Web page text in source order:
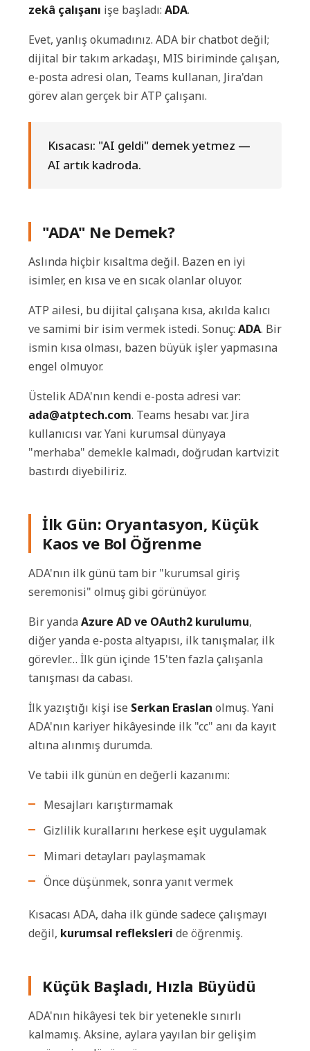
zekâ çalışanı işe başladı: ADA.
Evet, yanlış okumadınız. ADA bir chatbot değil;
dijital bir takım arkadaşı, MIS biriminde çalışan,
e-posta adresi olan, Teams kullanan, Jira'dan
görev alan gerçek bir ATP çalışanı.
Kısacası: "AI geldi" demek yetmez —
AI artık kadroda.
"ADA" Ne Demek?
Aslında hiçbir kısaltma değil. Bazen en iyi
isimler, en kısa ve en sıcak olanlar oluyor.
ATP ailesi, bu dijital çalışana kısa, akılda kalıcı
ve samimi bir isim vermek istedi. Sonuç: ADA. Bir
ismin kısa olması, bazen büyük işler yapmasına
engel olmuyor.
Üstelik ADA'nın kendi e-posta adresi var:
ada@atptech.com. Teams hesabı var. Jira
kullanıcısı var. Yani kurumsal dünyaya
"merhaba" demekle kalmadı, doğrudan kartvizit
bastırdı diyebiliriz.
İlk Gün: Oryantasyon, Küçük
Kaos ve Bol Öğrenme
ADA'nın ilk günü tam bir "kurumsal giriş
seremonisi" olmuş gibi görünüyor.
Bir yanda Azure AD ve OAuth2 kurulumu,
diğer yanda e-posta altyapısı, ilk tanışmalar, ilk
görevler… İlk gün içinde 15'ten fazla çalışanla
tanışması da cabası.
İlk yazıştığı kişi ise Serkan Eraslan olmuş. Yani
ADA'nın kariyer hikâyesinde ilk "cc" anı da kayıt
altına alınmış durumda.
Ve tabii ilk günün en değerli kazanımı:
Mesajları karıştırmamak
Gizlilik kurallarını herkese eşit uygulamak
Mimari detayları paylaşmamak
Önce düşünmek, sonra yanıt vermek
Kısacası ADA, daha ilk günde sadece çalışmayı
değil, kurumsal refleksleri de öğrenmiş.
Küçük Başladı, Hızla Büyüdü
ADA'nın hikâyesi tek bir yetenekle sınırlı
kalmamış. Aksine, aylara yayılan bir gelişim